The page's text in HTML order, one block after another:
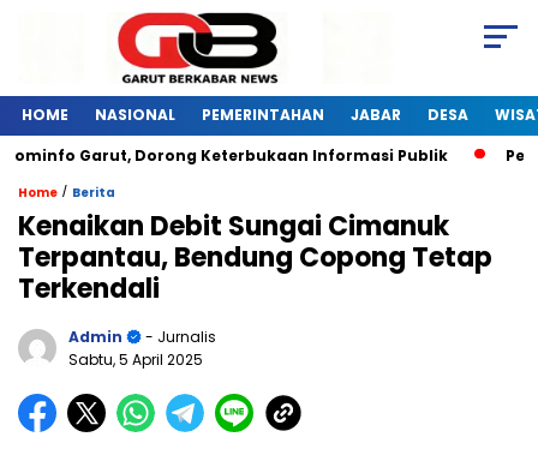
HOME NASIONAL PEMERINTAHAN JABAR DESA
Garut, Dorong Keterbukaan Informasi Publik
Home / Berita
Kenaikan Debit Sungai Cimanuk
Terpantau, Bendung Copong Tetap
Terkendali
Admin
- Jurnalis
Sabtu, 5 April 2025